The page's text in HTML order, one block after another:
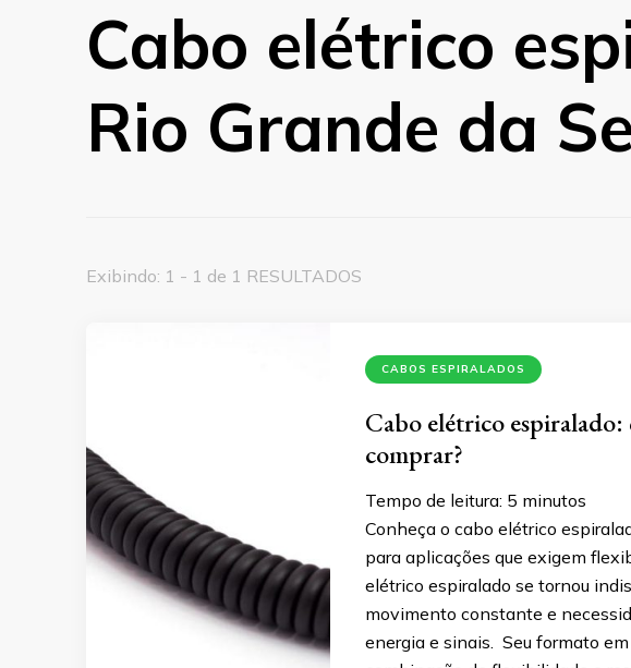
Cabo elétrico
Rio Grande da
Exibindo: 1 - 1 de 1 RESULTADOS
CABOS ESPIRALADOS
Cabo elétrico espiralado:
comprar?
Tempo de leitura: 5 minutos
Conheça o cabo elétrico
para aplicações que exigem
elétrico espiralado se tornou
movimento constante e
energia e sinais. Seu formato